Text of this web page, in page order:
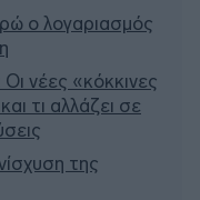
ο λογαριασμός
νέες «κόκκινες
τι αλλάζει σε
της